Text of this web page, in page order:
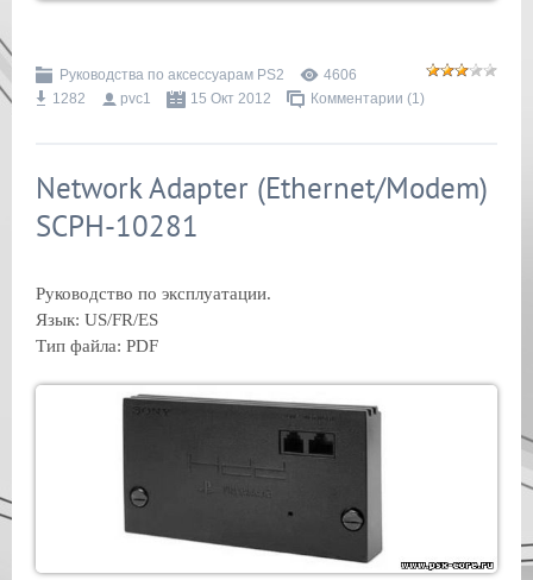
Руководства по аксессуарам PS2
4606
1282
pvc1 15 Окт 2012 Комментарии (1)
Network Adapter (Ethernet/Modem)
SCPH-10281
Руководство по эксплуатации.
Язык: US/FR/ES
Тип файла: PDF